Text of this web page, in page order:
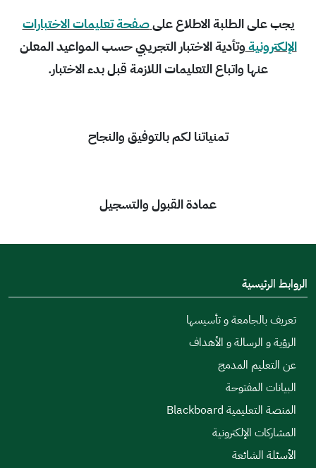
يجب على الطلبة الاطلاع على​صفحة تعليمات الاختبارات
الإلكترونيةوتأدية الاختبار التجريبي حسب المواعيد المعلن
عنها واتباع التعليمات اللازمة قبل بدء الاختبار.
تمنياتنا لكم بالتوفيق والنجاح
عمادة القبول والتسجيل
الروابط الرئيسية
تعريف بالجامعة و تأسيسها
الرؤية و الرسالة و الأهداف
عن التعليم المدمج
البيانات المفتوحة
المنصة التعليمية Blackboard
المشاركات الإلكترونية
الأسئلة الشائعة